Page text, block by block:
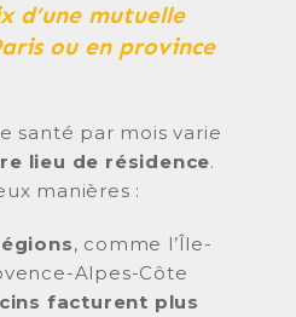
d’une mutuelle
ou en province
santé par mois varie
lieu de résidence.
manières :
, comme l’Île-
Alpes-Côte
facturent plus